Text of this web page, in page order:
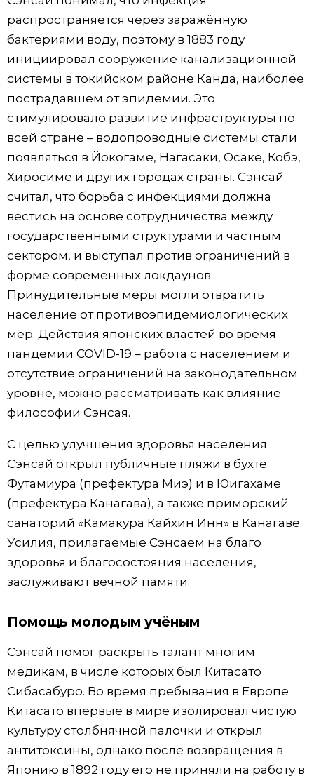
распространяется через заражённую
бактериями воду, поэтому в 1883 году
инициировал сооружение канализационной
системы в токийском районе Канда, наиболее
пострадавшем от эпидемии. Это
стимулировало развитие инфраструктуры по
всей стране – водопроводные системы стали
появляться в Йокогаме, Нагасаки, Осаке, Кобэ,
Хиросиме и других городах страны. Сэнсай
считал, что борьба с инфекциями должна
вестись на основе сотрудничества между
государственными структурами и частным
сектором, и выступал против ограничений в
форме современных локдаунов.
Принудительные меры могли отвратить
население от противоэпидемиологических
мер. Действия японских властей во время
пандемии COVID-19 – работа с населением и
отсутствие ограничений на законодательном
уровне, можно рассматривать как влияние
философии Сэнсая.
С целью улучшения здоровья населения
Сэнсай открыл публичные пляжи в бухте
Футамиура (префектура Миэ) и в Юигахаме
(префектура Канагава), а также приморский
санаторий «Камакура Кайхин Инн» в Канагаве.
Усилия, прилагаемые Сэнсаем на благо
здоровья и благосостояния населения,
заслуживают вечной памяти.
Помощь молодым учёным
Сэнсай помог раскрыть талант многим
медикам, в числе которых был Китасато
Сибасабуро. Во время пребывания в Европе
Китасато впервые в мире изолировал чистую
культуру столбнячной палочки и открыл
антитоксины, однако после возвращения в
Японию в 1892 году его не приняли на работу в